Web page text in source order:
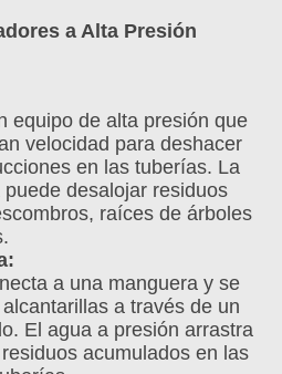
a Alta Presión
equipo de alta presión que
velocidad para deshacer
en las tuberías. La
desalojar residuos
raíces de árboles
a una manguera y se
a través de un
El agua a presión arrastra
acumulados en las